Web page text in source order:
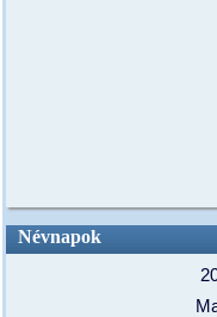
Névnapok